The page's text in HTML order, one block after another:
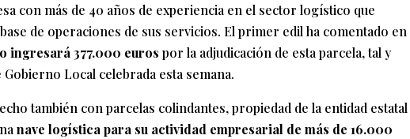
con más de 40 años de experiencia en el sector logístico que
de operaciones de sus servicios. El primer edil ha comentado en
ingresará 377.000 euros por la adjudicación de esta parcela, tal y
Local celebrada esta semana.
también con parcelas colindantes, propiedad de la entidad estatal
nave logística para su actividad empresarial de más de 16.000